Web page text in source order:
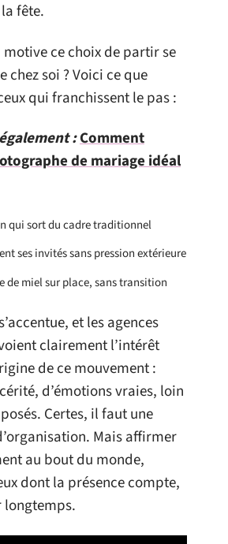
fête.
motive ce choix de partir se
chez soi ? Voici ce que
qui franchissent le pas :
:Comment
de mariage idéal
qui sort du cadre traditionnel
ses invités sans pression extérieure
de miel sur place, sans transition
et les agences
clairement l’intérêt
de ce mouvement :
d’émotions vraies, loin
Certes, il faut une
Mais affirmer
au bout du monde,
dont la présence compte,